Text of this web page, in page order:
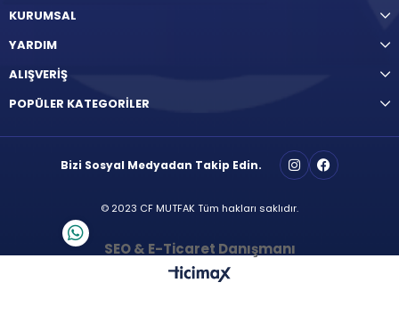
KURUMSAL
YARDIM
ALIŞVERİŞ
POPÜLER KATEGORİLER
Bizi Sosyal Medyadan Takip Edin.
© 2023 CF MUTFAK Tüm hakları saklıdır.
SEO & E-Ticaret Danışmanı